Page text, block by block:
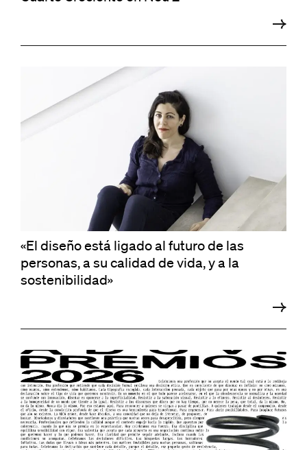
«El diseño está ligado al futuro de las
personas, a su calidad de vida, y a la
sostenibilidad»